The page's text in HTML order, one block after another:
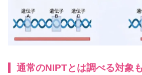
通常のNIPTとは調べる対象